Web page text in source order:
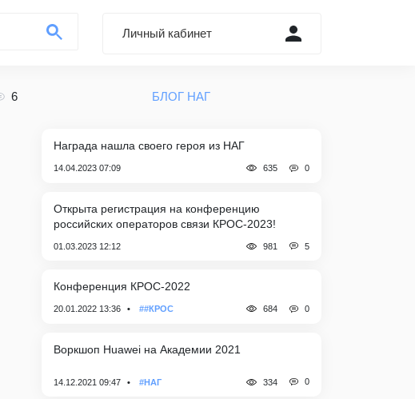
Личный кабинет
6 БЛОГ НАГ
Награда нашла своего героя из НАГ
14.04.2023 07:09 635 0
Открыта регистрация на конференцию
российских операторов связи КРОС-2023!
01.03.2023 12:12 981 5
Конференция КРОС-2022
20.01.2022 13:36 ##КРОС 684 0
Воркшоп Huawei на Академии 2021
14.12.2021 09:47 #НАГ 334 0